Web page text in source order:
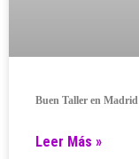
Buen Taller en Madrid
Leer Más »